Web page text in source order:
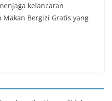
kelancaran
Bergizi Gratis yang